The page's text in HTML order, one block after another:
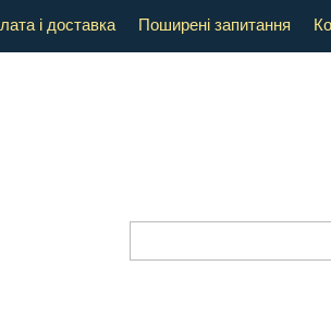
і доставка Поширені запитання